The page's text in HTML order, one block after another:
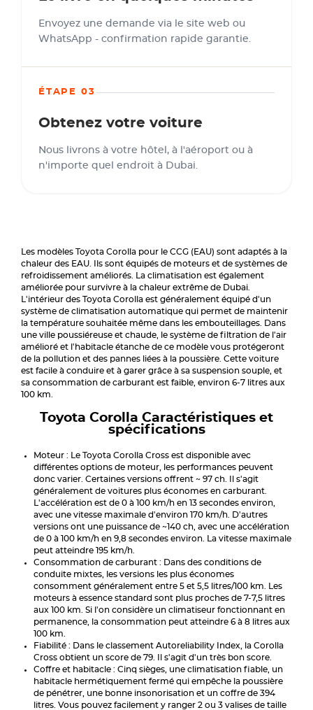
Envoyez une demande via le site web ou
WhatsApp - confirmation rapide garantie.
ÉTAPE 03
Obtenez votre voiture
Nous livrons à votre hôtel, à l'aéroport ou à
n'importe quel endroit à Dubai.
Les modèles Toyota Corolla pour le CCG (EAU) sont adaptés à la
chaleur des EAU. Ils sont équipés de moteurs et de systèmes de
refroidissement améliorés. La climatisation est également
améliorée pour survivre à la chaleur extrême de Dubai.
L'intérieur des Toyota Corolla est généralement équipé d'un
système de climatisation automatique qui permet de maintenir
la température souhaitée même dans les embouteillages. Dans
une ville poussiéreuse et chaude, le système de filtration de l'air
amélioré et l'habitacle étanche de ce modèle vous protégeront
de la pollution et des pannes liées à la poussière. Cette voiture
est facile à conduire et à garer grâce à sa suspension souple, et
sa consommation de carburant est faible, environ 6-7 litres aux
100 km.
Toyota Corolla Caractéristiques et
spécifications
Moteur : Le Toyota Corolla Cross est disponible avec
différentes options de moteur, les performances peuvent
donc varier. Certaines versions offrent ~ 97 ch. Il s'agit
généralement de voitures plus économes en carburant.
L'accélération est de 0 à 100 km/h en 13 secondes environ,
avec une vitesse maximale d'environ 170 km/h. D'autres
versions ont une puissance de ~140 ch, avec une accélération
de 0 à 100 km/h en 9,8 secondes environ. La vitesse maximale
peut atteindre 195 km/h.
Consommation de carburant : Dans des conditions de
conduite mixtes, les versions les plus économes
consomment généralement entre 5 et 5,5 litres/100 km. Les
moteurs à essence standard sont plus proches de 7-7,5 litres
aux 100 km. Si l'on considère un climatiseur fonctionnant en
permanence, la consommation peut atteindre 6 à 8 litres aux
100 km.
Fiabilité : Dans le classement Autoreliability Index, la Corolla
Cross obtient un score de 79. Il s'agit d'un très bon score.
Coffre et habitacle : Cinq sièges, une climatisation fiable, un
habitacle hermétiquement fermé qui empêche la poussière
de pénétrer, une bonne insonorisation et un coffre de 394
litres. Vous pouvez facilement y ranger 2 ou 3 valises de taille